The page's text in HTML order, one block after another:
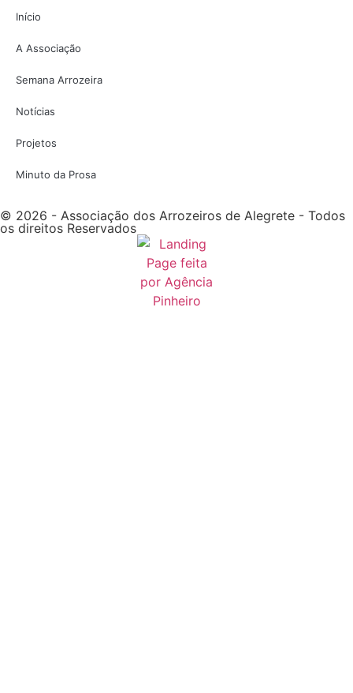
Início
A Associação
Semana Arrozeira
Notícias
Projetos
Minuto da Prosa
© 2026 - Associação dos Arrozeiros de Alegrete - Todos
os direitos Reservados